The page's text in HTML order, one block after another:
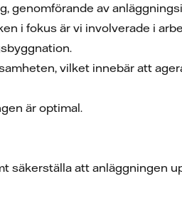
genomförande av
i fokus är vi involverade i
vilket innebär att
är optimal.
säkerställa att anläggningen